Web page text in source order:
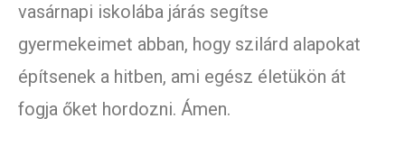
vasárnapi iskolába járás segítse
gyermekeimet abban, hogy szilárd alapokat
építsenek a hitben, ami egész életükön át
fogja őket hordozni. Ámen.